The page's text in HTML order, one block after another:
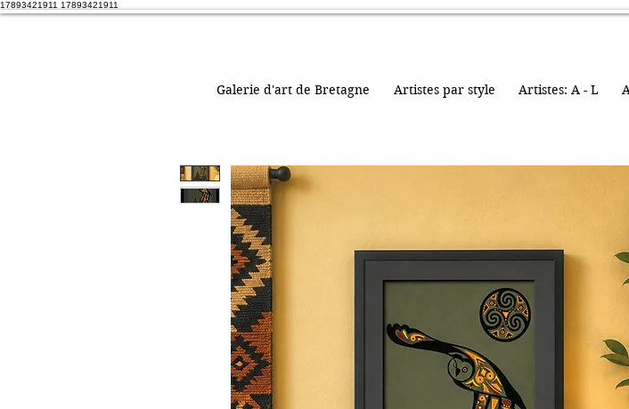
17893421911 17893421911
Galerie d'art de Bretagne Artistes par style Artistes: A - L